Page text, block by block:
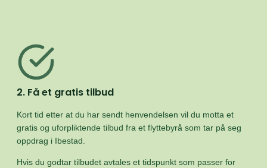
2. Få et gratis tilbud
Kort tid etter at du har sendt henvendelsen vil du motta et
gratis og uforpliktende tilbud fra et flyttebyrå som tar på seg
oppdrag i Ibestad.
Hvis du godtar tilbudet avtales et tidspunkt som passer for